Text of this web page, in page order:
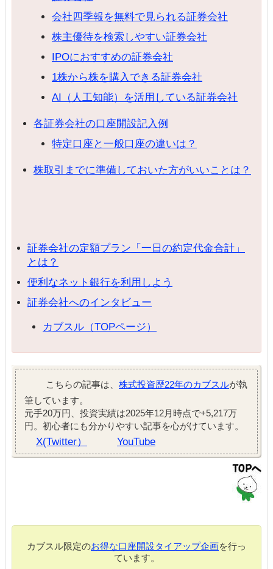
会社四季報を無料で見られる証券会社
株主優待を検索しやすい証券会社
IPOにおすすめの証券会社
1株から株を購入できる証券会社
AI（人工知能）を活用している証券会社
各証券会社の口座開設記入例
特定口座と一般口座の違いは？
株取引までに準備しておいた方がいいことは？
証券会社の定額プラン「一日の約定代金合計」
とは？
便利なネット銀行を利用しよう
証券会社へのインタビュー
カブスル（TOPページ）
こちらの記事は、 株式投資歴22年のカブスルが執
筆しています。
元手20万円、投資実績は2025年12月時点で+5,217万
円。初心者にも分かりやすい記事を心がけています。
X(Twitter） YouTube
カブスル限定のお得な口座開設タイアップ企画を行っ
ています。